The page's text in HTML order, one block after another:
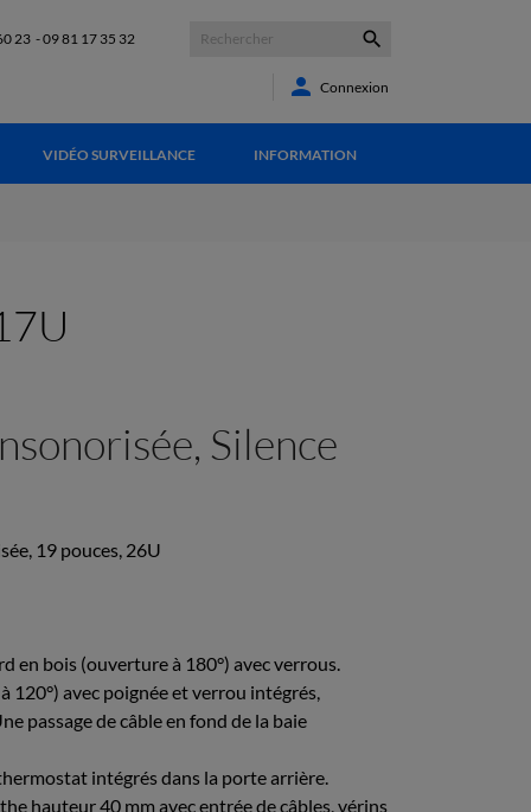
23 -09 81 17 35 32 
 Connexion
VIDÉO SURVEILLANCE INFORMATION
Silence
19 pouces, 26U
en bois (ouverture à 180°) avec verrous.
120°) avec poignée et verrou intégrés,
passage de câble en fond de la baie
intégrés dans la porte arrière.
hauteur 40 mm avec entrée de câbles, vérins